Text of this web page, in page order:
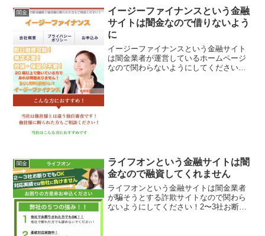
闇金
イージーファイナンスという金融
サイトは闇金なので借りないよう
に
イージーファイナンスという金融サイト
は闇金業者が運営しているホームページ
なので関わらないようにしてください！
闇金
ライフオンという金融サイトは闇
金なので融資してくれません
ライフオンという金融サイトは闇金業者
が騙そうとする詐欺サイトなので関わら
ないようにしてください！2〜3社お断り